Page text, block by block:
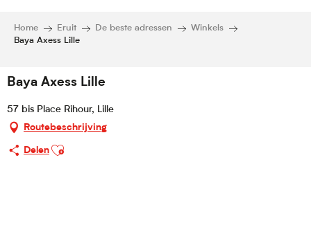
Home Eruit De beste adressen
Winkels
Baya Axess Lille
Baya Axess Lille
57 bis Place Rihour, Lille
Routebeschrijving
Delen
Ajouter aux favoris